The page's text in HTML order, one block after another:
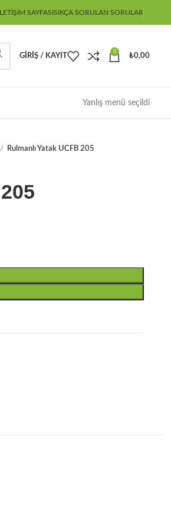
SAYFASISIKÇA SORULAN SORULAR
GIRIŞ / KAYIT
0
₺0,00
Yanlış menü seçildi
Rulmanlı Yatak UCFB 205